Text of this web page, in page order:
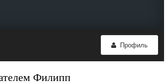
Профиль
Филипп